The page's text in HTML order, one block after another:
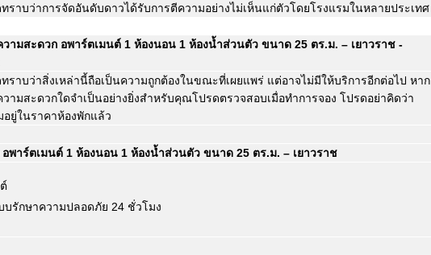
ทราบว่าการจัดอันดับดาวได้รับการตีความอย่างไม่เห็นแก่ตัวโดยโรงแรมในหลายประเทศ
วามสะดวก อพาร์ตเมนต์ 1 ห้องนอน 1 ห้องน้ำส่วนตัว ขนาด 25 ตร.ม. – เยาวราช -
ทราบว่าสิ่งเหล่านี้ถือเป็นความถูกต้องในขณะที่เผยแพร่ แต่อาจไม่มีให้บริการอีกต่อไป หาก
วามสะดวกใดจำเป็นอย่างยิ่งสำหรับคุณโปรดตรวจสอบเมื่อทำการจอง โปรดอย่าคิดว่า
ยู่ในราคาห้องพักแล้ว
อพาร์ตเมนต์ 1 ห้องนอน 1 ห้องน้ำส่วนตัว ขนาด 25 ตร.ม. – เยาวราช
บรักษาความปลอดภัย 24 ชั่วโมง